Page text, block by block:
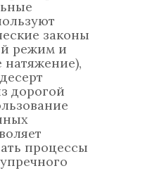
законы
режим и
натяжение),
дорогой
процессы